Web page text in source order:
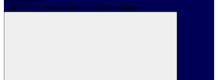
Attendere il completamento dell'operazione...